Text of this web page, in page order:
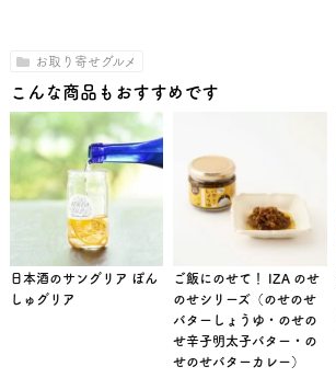
お取り寄せグルメ
こんな商品もおすすめです
日本酒のサングリア ぽん
しゅグリア
ご飯にのせて！ IZA のせ
のせシリーズ（のせのせ
バターしょうゆ・のせの
せ辛子明太子バター・の
せのせバターカレー）